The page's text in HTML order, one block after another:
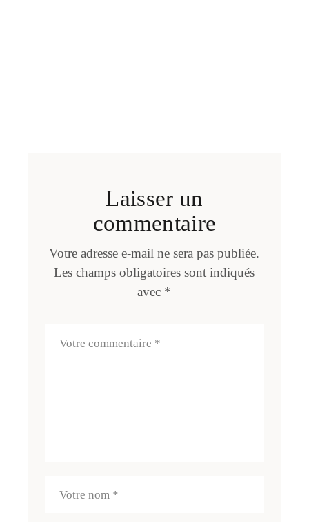
Laisser un
commentaire
Votre adresse e-mail ne sera pas publiée.
Les champs obligatoires sont indiqués
avec *